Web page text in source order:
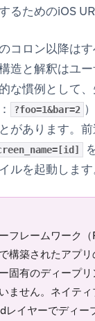
るためのiOS
コロン以降は
造と解釈はユ
な慣例として
?foo=1&bar=2
があります。前
ルを起動します
フレームワーク
構築されたアプ
固有のディープ
ません。ネイテ
レイヤーでディー